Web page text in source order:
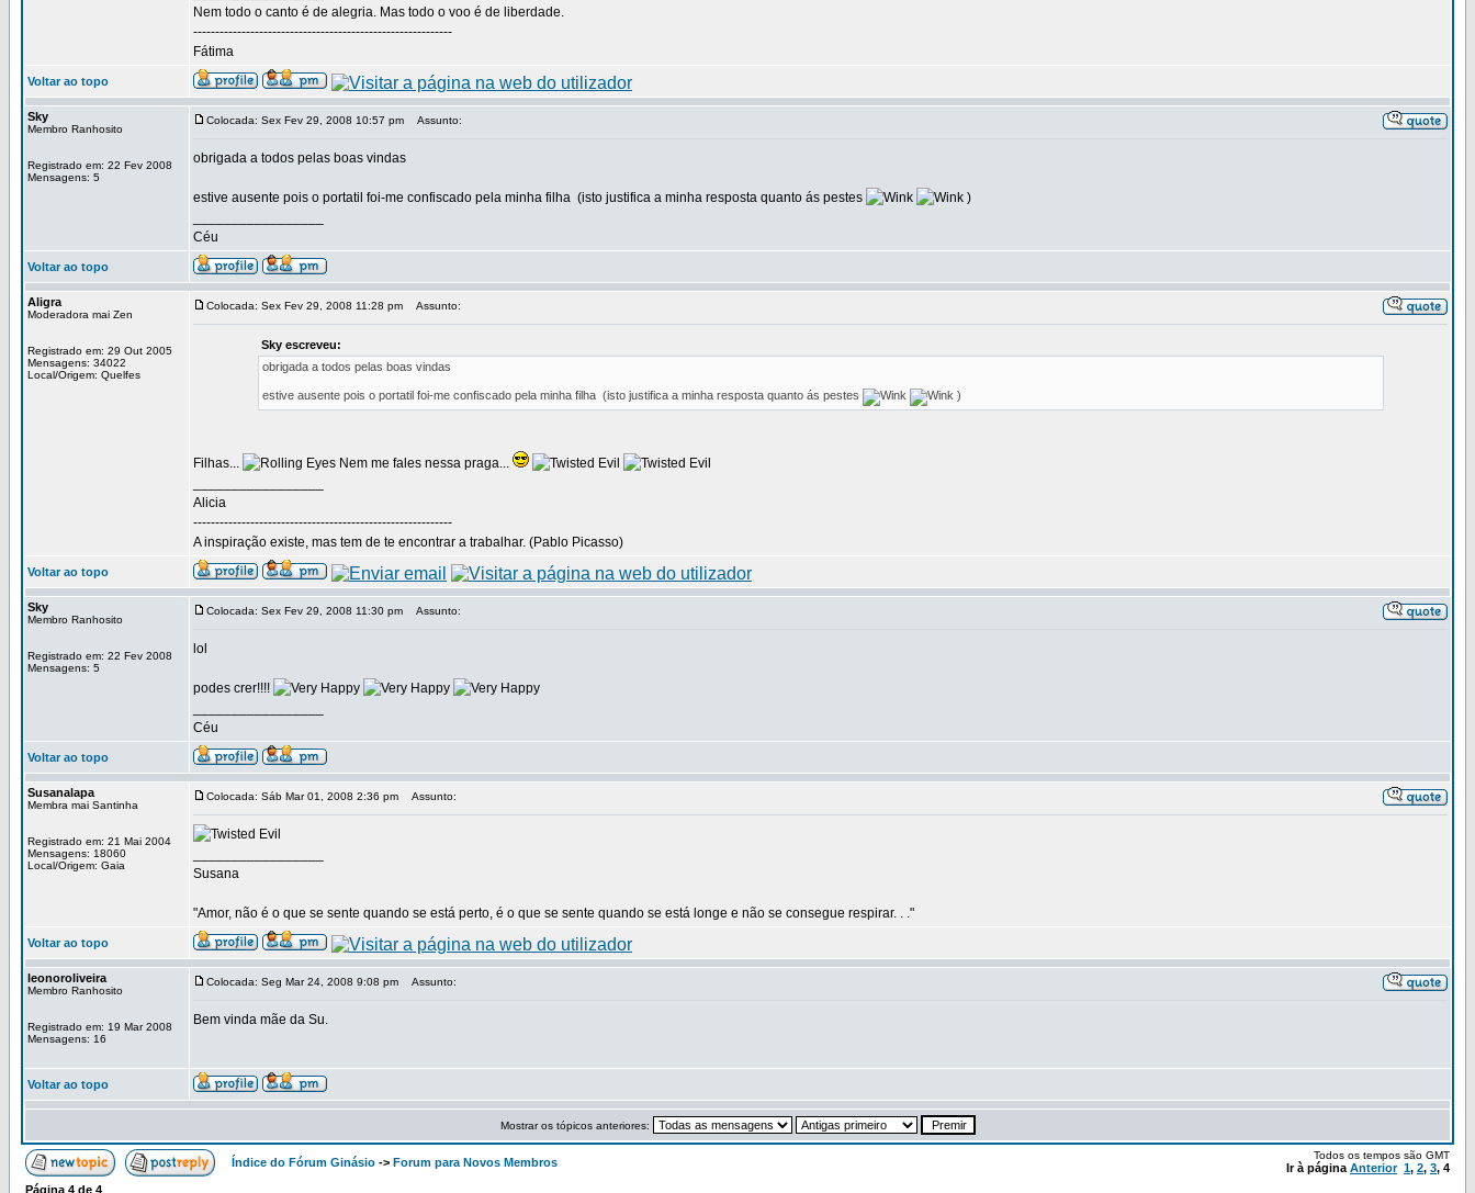
Nem todo o canto é de alegria. Mas todo o voo é de liberdade.
-----------------------------------------------------------
Fátima
Voltar ao topo
Sky
Membro Ranhosito
Registrado em: 22 Fev 2008
Mensagens: 5
Colocada: Sex Fev 29, 2008 10:57 pm Assunto:
obrigada a todos pelas boas vindas
estive ausente pois o portatil foi-me confiscado pela minha filha (isto justifica a minha resposta quanto ás pestes
)
Céu
Voltar ao topo
Aligra
Moderadora mai Zen
Registrado em: 29 Out 2005
Mensagens: 34022
Local/Origem: Quelfes
Colocada: Sex Fev 29, 2008 11:28 pm Assunto:
Sky escreveu:
obrigada a todos pelas boas vindas
estive ausente pois o portatil foi-me confiscado pela minha filha (isto justifica a minha resposta quanto ás pestes )
Filhas...
Nem me fales nessa praga...
Alicia
-----------------------------------------------------------
A inspiração existe, mas tem de te encontrar a trabalhar. (Pablo Picasso)
Voltar ao topo
Sky
Membro Ranhosito
Registrado em: 22 Fev 2008
Mensagens: 5
Colocada: Sex Fev 29, 2008 11:30 pm Assunto:
lol
podes crer!!!!
Céu
Voltar ao topo
Susanalapa
Membra mai Santinha
Registrado em: 21 Mai 2004
Mensagens: 18060
Local/Origem: Gaia
Colocada: Sáb Mar 01, 2008 2:36 pm Assunto:
Susana
"Amor, não é o que se sente quando se está perto, é o que se sente quando se está longe e não se consegue respirar. . ."
Voltar ao topo
leonoroliveira
Membro Ranhosito
Registrado em: 19 Mar 2008
Mensagens: 16
Colocada: Seg Mar 24, 2008 9:08 pm Assunto:
Bem vinda mãe da Su.
Voltar ao topo
Mostrar os tópicos anteriores:
Índice do Fórum Ginásio -> Forum para Novos Membros
Todos os tempos são GMT
Ir à página Anterior 1, 2, 3, 4
Página 4 de 4